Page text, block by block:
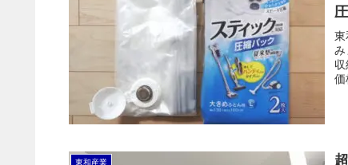
東
み
価
東和産業